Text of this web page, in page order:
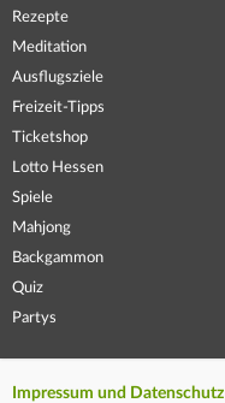
Rezepte
Meditation
Ausflugsziele
Freizeit-Tipps
Ticketshop
Lotto Hessen
Spiele
Mahjong
Backgammon
Quiz
Partys
Impressum und Datenschutz